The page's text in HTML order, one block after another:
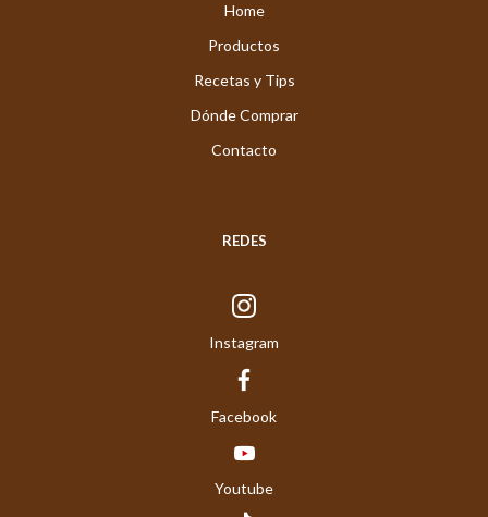
Home
Productos
Recetas y Tips
Dónde Comprar
Contacto
REDES
Instagram
Facebook
Youtube